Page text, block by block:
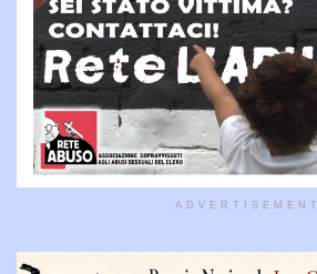
ADVERTISEMENT